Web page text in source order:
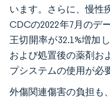
います。さらに、慢性
CDCの2022年7月のデ
王切開率が32.1%増加
および処置後の薬剤お
プシステムの使用が必
外傷関連傷害の負担も